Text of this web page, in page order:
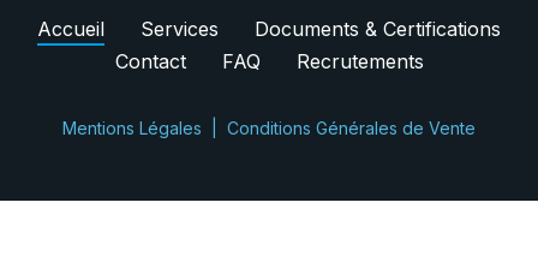
Accueil Services
Documents & Certifications
Contact
FAQ Recrutements
Mentions Légales Conditions Générales de Vente